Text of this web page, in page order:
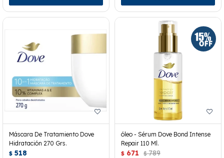
Máscara De Tratamiento Dove
Hidratación 270 Grs.
$ 518
óleo - Sérum Dove Bond Intense
Repair 110 Ml.
$ 671 $ 789